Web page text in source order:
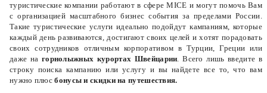
туристические компании работают в сфере MICE и могут помочь Вам
с организацией масштабного бизнес события за пределами России.
Такие туристические услуги идеально подойдут кампаниям, которые
каждый день развиваются, достигают своих целей и хотят порадовать
своих сотрудников отличным корпоративом в Турции, Грецииили
даже на горнолыжных курортах Швейцарии. Всего лишь введите в
строку поиска кампанию или услугу и вы найдете все то, что вам
нужно плюсбонусы и скидки на путешествия.